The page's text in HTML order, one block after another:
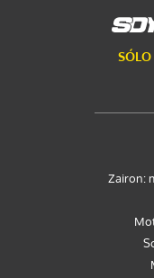
Zairon: